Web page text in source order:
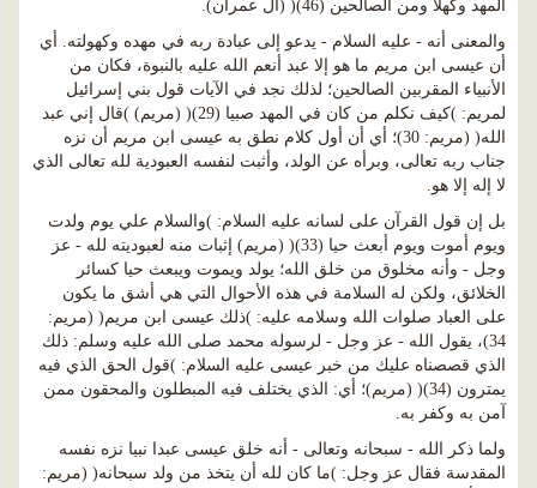
المهد وكهلا ومن الصالحين (46)( (آل عمران).
والمعنى أنه - عليه السلام - يدعو إلى عبادة ربه في مهده وكهولته. أي
أن عيسى ابن مريم ما هو إلا عبد أنعم الله عليه بالنبوة، فكان من
الأنبياء المقربين الصالحين؛ لذلك نجد في الآيات قول بني إسرائيل
لمريم: )كيف نكلم من كان في المهد صبيا (29)( (مريم) )قال إني عبد
الله( (مريم: 30)؛ أي أن أول كلام نطق به عيسى ابن مريم أن نزه
جناب ربه تعالى، وبرأه عن الولد، وأثبت لنفسه العبودية لله تعالى الذي
لا إله إلا هو.
بل إن قول القرآن على لسانه عليه السلام: )والسلام علي يوم ولدت
ويوم أموت ويوم أبعث حيا (33)( (مريم) إثبات منه لعبوديته لله - عز
وجل - وأنه مخلوق من خلق الله؛ يولد ويموت ويبعث حيا كسائر
الخلائق، ولكن له السلامة في هذه الأحوال التي هي أشق ما يكون
على العباد صلوات الله وسلامه عليه: )ذلك عيسى ابن مريم( (مريم:
34)، يقول الله - عز وجل - لرسوله محمد صلى الله عليه وسلم: ذلك
الذي قصصناه عليك من خبر عيسى عليه السلام: )قول الحق الذي فيه
يمترون (34)( (مريم)؛ أي: الذي يختلف فيه المبطلون والمحقون ممن
آمن به وكفر به.
ولما ذكر الله - سبحانه وتعالى - أنه خلق عيسى عبدا نبيا نزه نفسه
المقدسة فقال عز وجل: )ما كان لله أن يتخذ من ولد سبحانه( (مريم: